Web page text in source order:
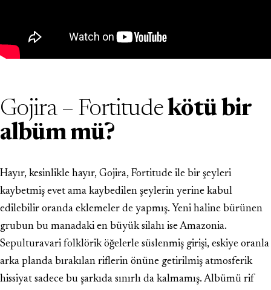
Gojira – Fortitude kötü bir
albüm mü?
Hayır, kesinlikle hayır, Gojira, Fortitude ile bir şeyleri
kaybetmiş evet ama kaybedilen şeylerin yerine kabul
edilebilir oranda eklemeler de yapmış. Yeni haline bürünen
grubun bu manadaki en büyük silahı ise Amazonia.
Sepulturavari folklörik öğelerle süslenmiş girişi, eskiye oranla
arka planda bırakılan riflerin önüne getirilmiş atmosferik
hissiyat sadece bu şarkıda sınırlı da kalmamış. Albümü rif